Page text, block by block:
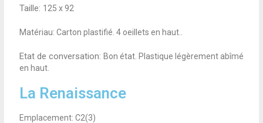
Taille: 125 x 92
Matériau: Carton plastifié. 4 oeillets en haut..
Etat de conversation: Bon état. Plastique légèrement abîmé
en haut.
La Renaissance
Emplacement: C2(3)